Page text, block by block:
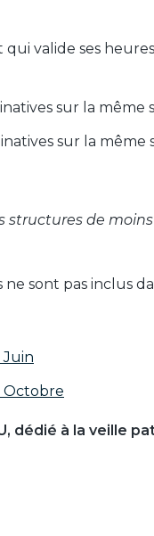
valide ses heures
sur la même
sur la
structures de
sont pas inclus
Juin
Octobre
dédié à la veille